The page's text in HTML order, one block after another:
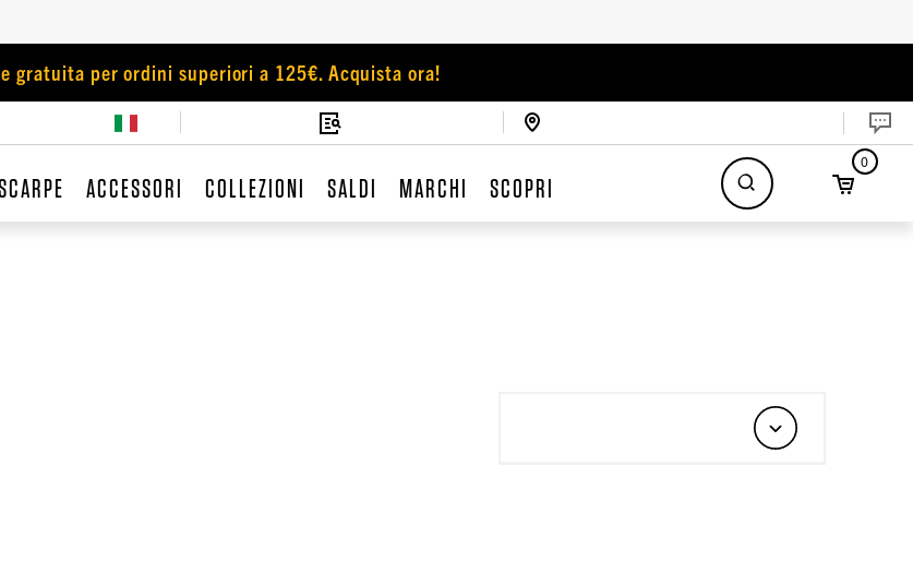
gratuita per ordini superiori a 125€. Acquista ora!
ACCESSORI COLLEZIONI SALDI MARCHI SCOPRI
0